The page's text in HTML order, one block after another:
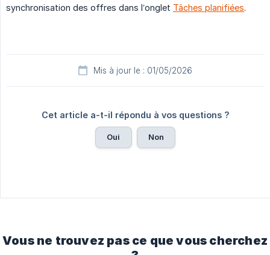
synchronisation des offres dans l’onglet Tâches planifiées.
Mis à jour le : 01/05/2026
Cet article a-t-il répondu à vos questions ?
Oui Non
Vous ne trouvez pas ce que vous cherchez